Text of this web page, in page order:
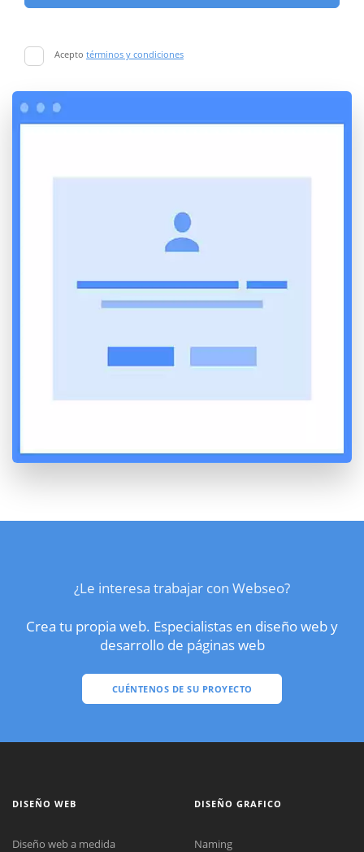
Acepto términos y condiciones
¿Le interesa trabajar con Webseo?
Crea tu propia web. Especialistas en diseño web y
desarrollo de páginas web
CUÉNTENOS DE SU PROYECTO
DISEÑO WEB
Diseño web a medida
DISEÑO GRAFICO
Naming